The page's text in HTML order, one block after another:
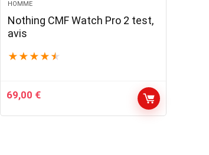
HOMME
Nothing CMF Watch Pro 2 test,
avis
★ ★ ★ ★ ★
69,00 €